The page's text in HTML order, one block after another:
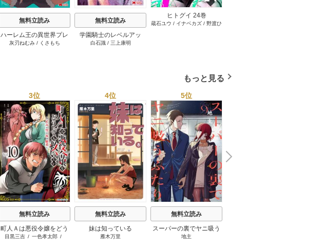
無料立読み
ハーレム王の異世界プレ
ス漫遊記 ～最強無双のお
灰刃ねむみ/ くさもち
無料立読み
学園騎士のレベルアッ
プ！レベル1000超えの転
白石識 / 三上康明
ヒトグイ 24巻
蔵石ユウ / イナベカズ / 野渡ひ
もっと見る
3位
無料立読み
町人Ａは悪役令嬢をどう
しても救いたい ～どぶ
目黒三吉 / 一色孝太郎 /
4位
無料立読み
妹は知っている
雁木万里
5位
無料立読み
スーパーの裏でヤニ吸う
ふたり
地主
N
e
x
t